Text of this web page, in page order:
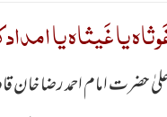
یا غَیثاہ یا
حضرت امام احمد رضا خان